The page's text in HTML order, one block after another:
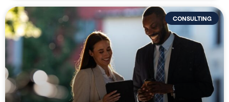
CONSULTING